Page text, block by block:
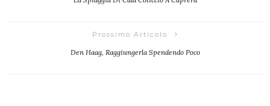
Prossimo Articolo
Den Haag, Raggiungerla Spendendo Poco